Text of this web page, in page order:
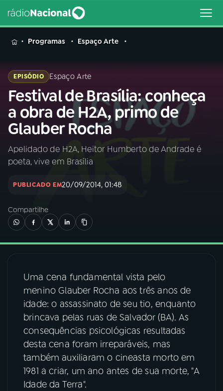
MENU
Buscar
na
Rádio
Nacional
Buscar
AO VIVO
INÍCIO
02A RÁDIO
03PROGRAMAÇÃO
04PROGRAMAS
PODCASTS
06VIDEOCASTS
ÚLTIMAS
Programas Espaço Arte
EPISÓDIO Espaço Arte
Festival de Brasília: conheça
a obra de H2A, primo de
Glauber Rocha
Apelidado de H2A, Heitor Humberto de Andrade é
poeta, vive em Brasília
PUBLICADO EM20/09/2014, 01:48
Compartilhe
Uma cena fundamental vista pelo
menino Glauber Rocha aos três anos de
idade: o assassinato de seu tio, enquanto
brincava pelas ruas de Salvador (BA). As
consequências psicológicas resultadas
desta cena foram irreparáveis, mas
também auxiliaram o cineasta morto em
1981 a criar, um ano antes de sua morte, "A
Idade da Terra".